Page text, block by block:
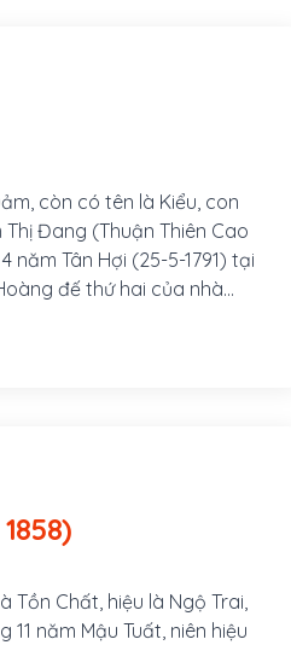
còn có tên là Kiểu, con
Đang (Thuận Thiên Cao
năm Tân Hợi (25-5-1791) tại
đế thứ hai của nhà
- 1858)
Tồn Chất, hiệu là Ngộ Trai,
năm Mậu Tuất, niên hiệu